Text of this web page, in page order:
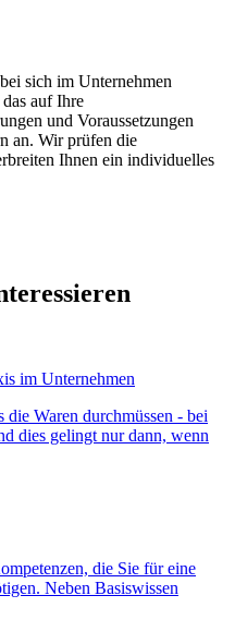
sich im Unternehmen
auf Ihre
und Voraussetzungen
an. Wir prüfen die
Ihnen ein individuelles
im Unternehmen
Waren durchmüssen - bei
dies gelingt nur dann, wenn
die Sie für eine
Neben Basiswissen